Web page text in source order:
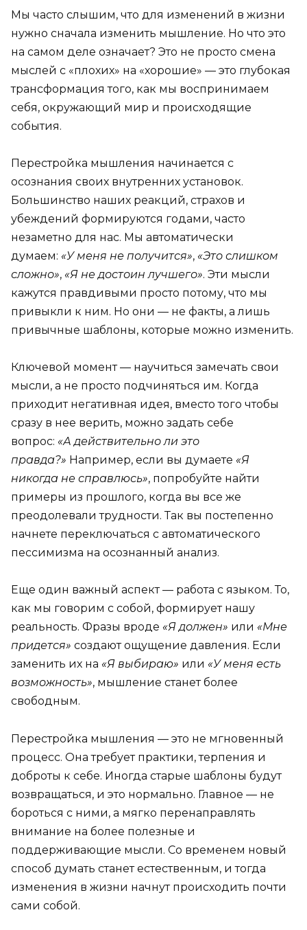
Мы часто слышим, что для изменений в жизни
нужно сначала изменить мышление. Но что это
на самом деле означает? Это не просто смена
мыслей с «плохих» на «хорошие» — это глубокая
трансформация того, как мы воспринимаем
себя, окружающий мир и происходящие
события.
Перестройка мышления начинается с
осознания своих внутренних установок.
Большинство наших реакций, страхов и
убеждений формируются годами, часто
незаметно для нас. Мы автоматически
думаем: «У меня не получится», «Это слишком
сложно», «Я не достоин лучшего». Эти мысли
кажутся правдивыми просто потому, что мы
привыкли к ним. Но они — не факты, а лишь
привычные шаблоны, которые можно изменить.
Ключевой момент — научиться замечать свои
мысли, а не просто подчиняться им. Когда
приходит негативная идея, вместо того чтобы
сразу в нее верить, можно задать себе
вопрос: «А действительно ли это
правда?» Например, если вы думаете «Я
никогда не справлюсь», попробуйте найти
примеры из прошлого, когда вы все же
преодолевали трудности. Так вы постепенно
начнете переключаться с автоматического
пессимизма на осознанный анализ.
Еще один важный аспект — работа с языком. То,
как мы говорим с собой, формирует нашу
реальность. Фразы вроде «Я должен» или «Мне
придется» создают ощущение давления. Если
заменить их на «Я выбираю» или «У меня есть
возможность», мышление станет более
свободным.
Перестройка мышления — это не мгновенный
процесс. Она требует практики, терпения и
доброты к себе. Иногда старые шаблоны будут
возвращаться, и это нормально. Главное — не
бороться с ними, а мягко перенаправлять
внимание на более полезные и
поддерживающие мысли. Со временем новый
способ думать станет естественным, и тогда
изменения в жизни начнут происходить почти
сами собой.